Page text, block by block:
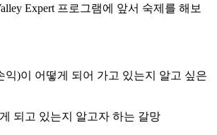
Expert 프로그램에 앞서 숙제를 해보
익)이 어떻게 되어 가고 있는지 알고 싶은
되고 있는지 알고자 하는 갈망